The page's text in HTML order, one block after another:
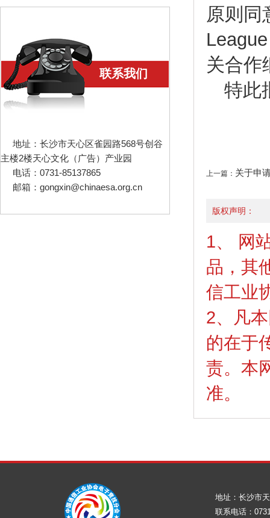
联系我们
地址：长沙市天心区雀园路568号创谷
主楼2楼天心文化（广告）产业园
电话：0731-85137865
邮箱：gongxin@chinaesa.org.cn
原则同
关合作
特此
上一篇： 关于申
版权声明：
1、 网
品，其
信工业
2、凡
的在于
责。本
准。
地址：长沙市
联系电话：